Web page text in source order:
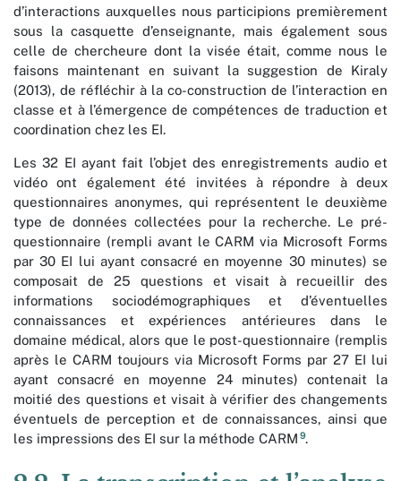
d’interactions auxquelles nous participions premièrement
sous la casquette d’enseignante, mais également sous
celle de chercheure dont la visée était, comme nous le
faisons maintenant en suivant la suggestion de Kiraly
(2013), de réfléchir à la co-construction de l’interaction en
classe et à l’émergence de compétences de traduction et
coordination chez les EI.
Les 32 EI ayant fait l’objet des enregistrements audio et
vidéo ont également été invitées à répondre à deux
questionnaires anonymes, qui représentent le deuxième
type de données collectées pour la recherche. Le pré-
questionnaire (rempli avant le CARM via Microsoft Forms
par 30 EI lui ayant consacré en moyenne 30 minutes) se
composait de 25 questions et visait à recueillir des
informations sociodémographiques et d’éventuelles
connaissances et expériences antérieures dans le
domaine médical, alors que le post-questionnaire (remplis
après le CARM toujours via Microsoft Forms par 27 EI lui
ayant consacré en moyenne 24 minutes) contenait la
moitié des questions et visait à vérifier des changements
éventuels de perception et de connaissances, ainsi que
les impressions des EI sur la méthode CARM 9.